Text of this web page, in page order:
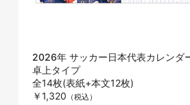
2026年 サッカー日本代表カレンダ
卓上タイプ
全14枚(表紙+本文12枚)
￥1,320